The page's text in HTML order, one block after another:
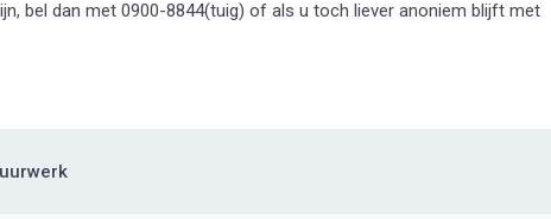
bel dan met 0900-8844(tuig) of als u toch liever anoniem blijft met